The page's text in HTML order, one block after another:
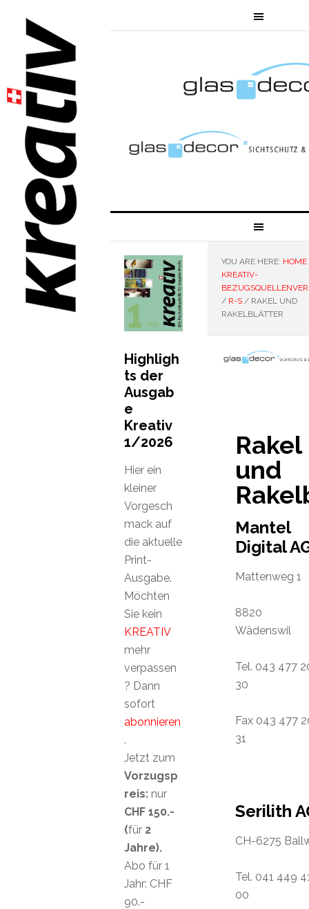
YOU ARE HERE: HOME
KREATIV-
/ R-S /RAKEL UND
RAKELBLÄTTER
Rakel
und
Mantel
Digital
Mattenweg 1
8820
Wädenswil
Tel. 043 477
30
Fax 043 477
31
Serilith
CH-6275
Tel. 041 449
00
Highligh
ts der
Ausgab
e
Kreativ
1/2026
Hier ein
kleiner
Vorgesch
mack auf
die aktuelle
Print-
Ausgabe.
Möchten
Sie kein
KREATIV
mehr
verpassen
? Dann
sofort
abonnieren
.
Jetzt zum
Vorzugsp
reis: nur
CHF 150.-
(für 2
Jahre).
Abo für 1
Jahr: CHF
90.-